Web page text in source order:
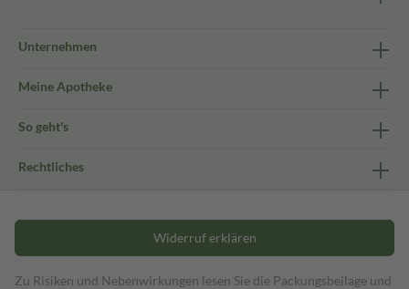
Unternehmen
Meine Apotheke
So geht's
Rechtliches
Widerruf erklären
Zu Risiken und Nebenwirkungen lesen Sie die Packungsbeilage und